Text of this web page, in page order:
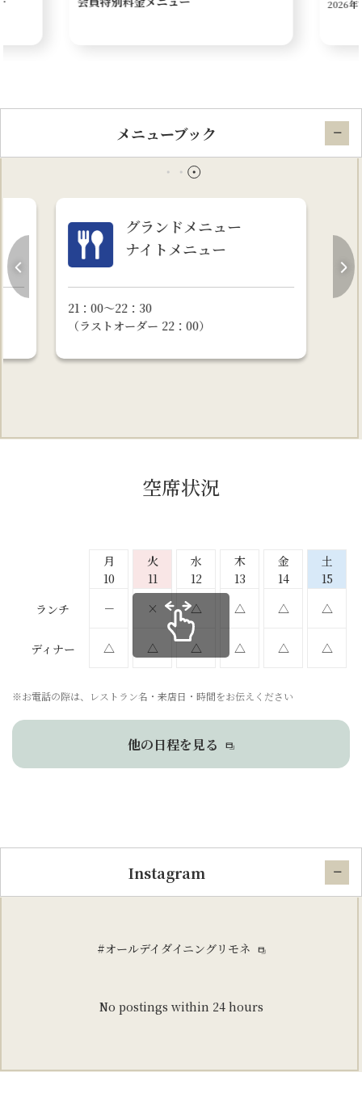
メインラウンジ 西洋料理 2026年
メニューブック
グランドメニュー
ナイトメニュー
21：00～22：30
（ラストオーダー 22：00）
空席状況
月
10
火
11
水
12
木
13
金
14
土
15
ランチ
－ × △ △ △ △
ディナー △ △ △ △ △ △
※お電話の際は、レストラン名・来店日・時間をお伝えください
他の日程を見る
Instagram
#オールデイダイニングリモネ
No postings within 24 hours